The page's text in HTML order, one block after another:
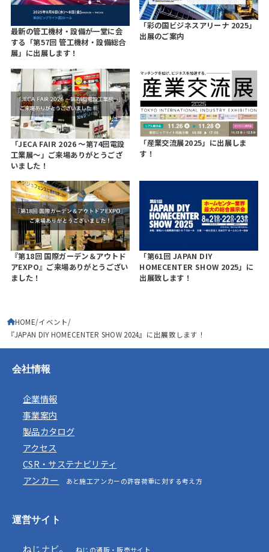
最新の管工機材・設備が一堂に会
する「第57回 管工機材・設備総合
展」に出展します！
「彩の国ビジネスアリーナ 2025」
出展のご案内
「JECA FAIR 2026 ～第74回電設
工業展～」ご来場ありがとうござ
いました！
「産業交流展2025」に出展しま
す！
『第18回 国際ガーデン＆アウトド
アEXPO』ご来場ありがとうござい
ました！
「第61回 JAPAN DIY
HOMECENTER SHOW 2025」に
出展致します！
HOME イベント
『JAPAN DIY HOMECENTER SHOW 2024』に出展致します！
会社情報
企業情報
事業案内
製品カタログ
アクセス
CSR・サステナビリティ
アンカー
あと施工アンカーの許容荷重に対する考え方
運営サイト
ねじナビ。 ねじの通販・販売サイト